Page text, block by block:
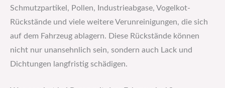
Schmutzpartikel, Pollen, Industrieabgase, Vogelkot-
Rückstände und viele weitere Verunreinigungen, die sich
auf dem Fahrzeug ablagern. Diese Rückstände können
nicht nur unansehnlich sein, sondern auch Lack und
Dichtungen langfristig schädigen.